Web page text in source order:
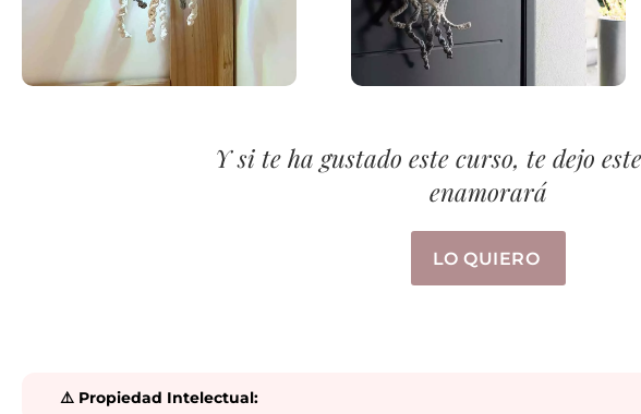
Y si te ha gustado este curso, te dejo
enamorará
LO QUIERO
⚠️ Propiedad Intelectual: